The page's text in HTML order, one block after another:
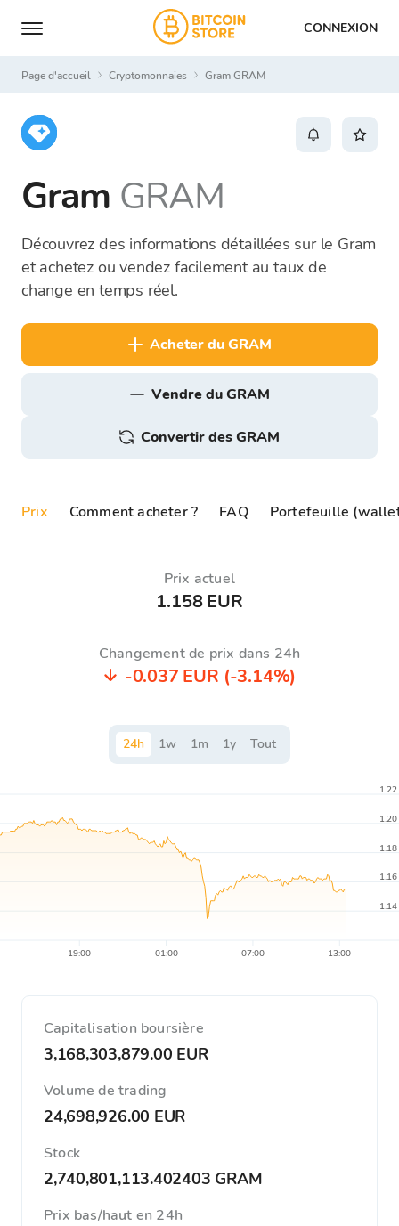
CONNEXION
Page d'accueil Cryptomonnaies Gram GRAM
Gram GRAM
Découvrez des informations détaillées sur le Gram
et achetez ou vendez facilement au taux de
change en temps réel.
acheter du GRAM
vendre du GRAM
Convertir des GRAM
Prix Comment acheter ? FAQ Portefeuille
Prix ​​actuel
1.158 EUR
Changement de prix dans 24h
-0.037 EUR (-3.14%)
24h 1w 1m 1y Tout
19:00 01:00 07:00 13:00
1.14
1.16
1.18
1.20
1.22
Capitalisation boursière
3,168,303,879.00 EUR
Volume de trading
24,698,926.00 EUR
Stock
2,740,801,113.402403 GRAM
Prix ​​bas/haut en 24h